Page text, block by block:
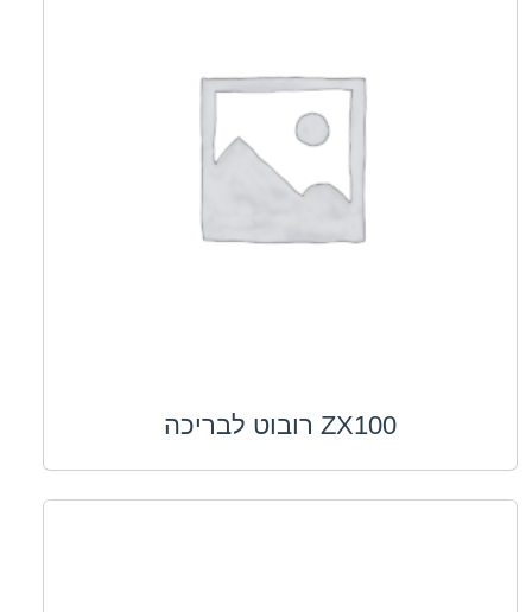
ZX100 רובוט לבריכה